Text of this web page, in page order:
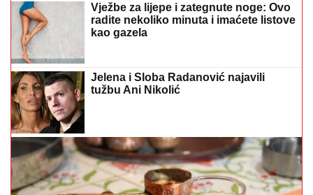
Vježbe za lijepe i zategnute noge: Ovo
radite nekoliko minuta i imaćete listove
kao gazela
Jelena i Sloba Radanović najavili
tužbu Ani Nikolić